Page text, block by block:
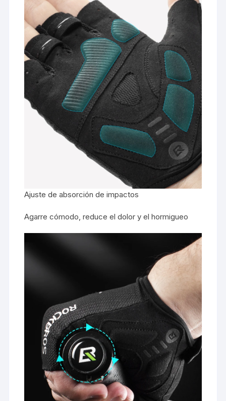
Ajuste de absorción de impactos
Agarre cómodo, reduce el dolor y el hormigueo